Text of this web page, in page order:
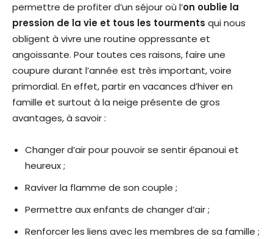
permettre de profiter d’un séjour où l’on oublie la
pression de la vie et tous les tourments qui nous
obligent à vivre une routine oppressante et
angoissante. Pour toutes ces raisons, faire une
coupure durant l’année est très important, voire
primordial. En effet, partir en vacances d’hiver en
famille et surtout à la neige présente de gros
avantages, à savoir :
Changer d’air pour pouvoir se sentir épanoui et
heureux ;
Raviver la flamme de son couple ;
Permettre aux enfants de changer d’air ;
Renforcer les liens avec les membres de sa famille ;